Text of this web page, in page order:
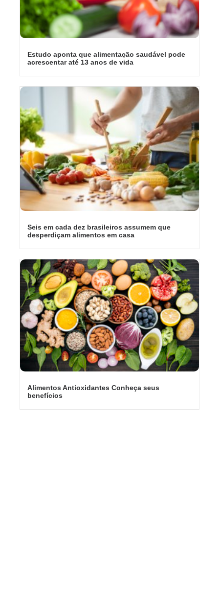
Estudo aponta que alimentação saudável pode
acrescentar até 13 anos de vida
Seis em cada dez brasileiros assumem que
desperdiçam alimentos em casa
Alimentos Antioxidantes Conheça seus
benefícios